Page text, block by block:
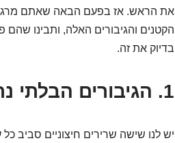
את הראש. אז בפעם הבאה שאתם
הקטנים והגיבורים האלה, ותבינו
בדיוק את זה.
1. הגיבורים הבלתי
יש לנו שישה שרירים חיצוניים סביב